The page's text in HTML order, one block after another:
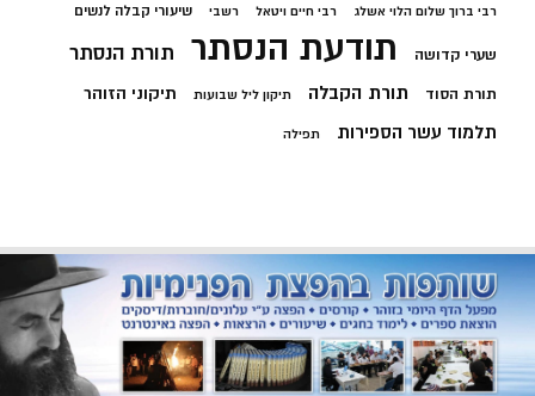
רבי ברוך שלום הלוי אשלג רבי חיים ויטאל רשבי שיעורי קבלה לנשים
שערי קדושה תודעת הנסתר תורת הנסתר
תורת הסוד תורת הקבלה תיקון ליל שבועות תיקוני הזוהר
תלמוד עשר הספירות תפילה